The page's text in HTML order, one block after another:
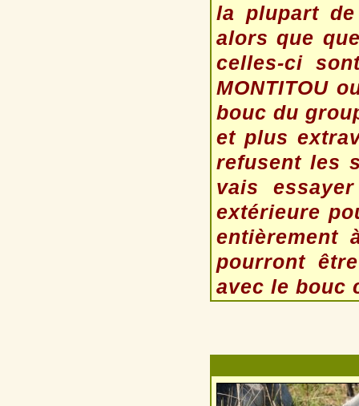
la plupart
alors que
celles-ci
MONTITOU
bouc du
et plus
refusent les
vais
extérieure
entièrement
pourront
avec le bouc